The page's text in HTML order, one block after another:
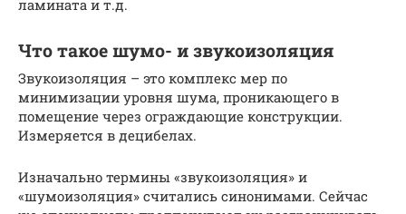
ламината и т.д.
Что такое шумо- и звукоизоляция
Звукоизоляция – это комплекс мер по
минимизации уровня шума, проникающего в
помещение через ограждающие конструкции.
Измеряется в децибелах.
Изначально термины «звукоизоляция» и
«шумоизоляция» считались синонимами. Сейчас